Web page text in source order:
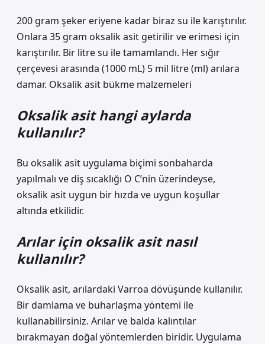
200 gram şeker eriyene kadar biraz su ile karıştırılır.
Onlara 35 gram oksalik asit getirilir ve erimesi için
karıştırılır. Bir litre su ile tamamlandı. Her sığır
çerçevesi arasında (1000 mL) 5 mil litre (ml) arılara
damar. Oksalik asit bükme malzemeleri
Oksalik asit hangi aylarda
kullanılır?
Bu oksalik asit uygulama biçimi sonbaharda
yapılmalı ve diş sıcaklığı O C’nin üzerindeyse,
oksalik asit uygun bir hızda ve uygun koşullar
altında etkilidir.
Arılar için oksalik asit nasıl
kullanılır?
Oksalik asit, arılardaki Varroa dövüşünde kullanılır.
Bir damlama ve buharlaşma yöntemi ile
kullanabilirsiniz. Arılar ve balda kalıntılar
bırakmayan doğal yöntemlerden biridir. Uygulama